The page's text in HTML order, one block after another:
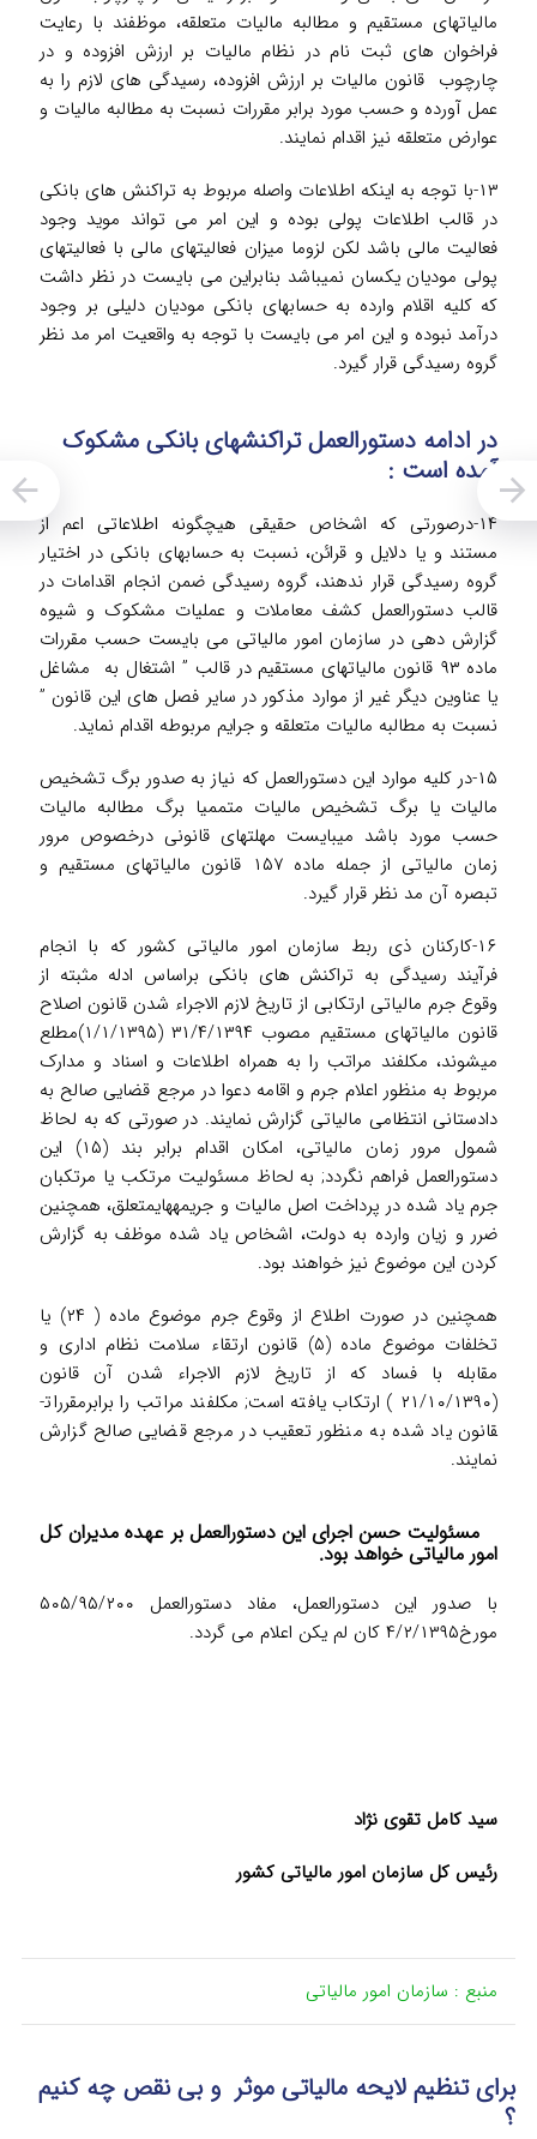
مالیاتهای مستقیم و مطالبه مالیات متعلقه، موظفند با رعایت
فراخوان های ثبت نام در نظام مالیات بر ارزش افزوده و در
چارچوب قانون مالیات بر ارزش افزوده، رسیدگی های لازم را به
عمل آورده و حسب مورد برابر مقررات نسبت به مطالبه مالیات و
عوارض متعلقه نیز اقدام نمایند.
۱۳-با توجه به اینکه اطلاعات واصله مربوط به تراکنش های بانکی
در قالب اطلاعات پولی بوده و این امر می تواند موید وجود
فعالیت مالی باشد لکن لزوما میزان فعالیتهای مالی با فعالیتهای
پولی مودیان یکسان نمی­باشد بنابراین می بایست در نظر داشت
که کلیه اقلام وارده به حسابهای بانکی مودیان دلیلی بر وجود
درآمد نبوده و این امر می بایست با توجه به واقعیت امر مد نظر
گروه رسیدگی قرار گیرد.
در ادامه دستورالعمل تراکنش­های بانکی مشکوک
آمده است :
۱۴-درصورتی که اشخاص حقیقی هیچگونه اطلاعاتی اعم از
مستند و یا دلایل و قرائن، نسبت به حسابهای بانکی در اختیار
گروه رسیدگی قرار ندهند، گروه رسیدگی ضمن انجام اقدامات در
قالب دستورالعمل کشف معاملات و عملیات مشکوک و شیوه
گزارش دهی در سازمان امور مالیاتی می بایست حسب مقررات
ماده ۹۳ قانون مالیاتهای مستقیم در قالب ” اشتغال به مشاغل
یا عناوین دیگر غیر از موارد مذکور در سایر فصل های این قانون ”
نسبت به مطالبه مالیات متعلقه و جرایم مربوطه اقدام نماید.
۱۵-در کلیه موارد این دستورالعمل که نیاز به صدور برگ تشخیص
مالیات یا برگ تشخیص مالیات متمم­یا برگ مطالبه مالیات
حسب مورد باشد می­بایست مهلت­های قانونی درخصوص مرور
زمان مالیاتی از جمله ماده ۱۵۷ قانون مالیاتهای مستقیم و
تبصره آن مد نظر قرار گیرد.
۱۶-کارکنان ذی ربط سازمان امور مالیاتی کشور که با انجام
فرآیند رسیدگی به تراکنش های بانکی براساس ادله مثبته از
وقوع جرم مالیاتی ارتکابی از تاریخ لازم الاجراء شدن قانون اصلاح
قانون مالیاتهای مستقیم مصوب ۳۱/۴/۱۳۹۴ (۱/۱/۱۳۹۵)مطلع
می­شوند، مکلفند مراتب را به همراه اطلاعات و اسناد و مدارک
مربوط به منظور اعلام جرم و اقامه دعوا در مرجع قضایی صالح به
دادستانی انتظامی مالیاتی گزارش نمایند. در صورتی که به لحاظ
شمول مرور زمان مالیاتی، امکان اقدام برابر بند (۱۵) این
دستورالعمل فراهم نگردد; به لحاظ مسئولیت مرتکب یا مرتکبان
جرم یاد شده در پرداخت اصل مالیات و جریمه­های­متعلق، همچنین
ضرر و زیان وارده به دولت، اشخاص یاد شده موظف به گزارش
کردن این موضوع نیز خواهند بود.
همچنین در صورت اطلاع از وقوع جرم موضوع ماده ( ۲۴) یا
تخلفات موضوع ماده (۵) قانون ارتقاء سلامت نظام اداری و
مقابله با فساد که از تاریخ لازم الاجراء شدن آن قانون
(۲۱/۱۰/۱۳۹۰ ) ارتکاب یافته است; مکلفند مراتب را برابرمقررات­
قانون یاد شده به منظور تعقیب در مرجع قضایی صالح گزارش
نمایند.
مسئولیت حسن اجرای این دستورالعمل بر عهده مدیران کل
امور مالیاتی خواهد بود.
با صدور این دستورالعمل، مفاد دستورالعمل ۵۰۵/۹۵/۲۰۰
مورخ۴/۲/۱۳۹۵ کان لم یکن اعلام می گردد.
سید کامل تقوی نژاد
رئیس کل سازمان امور مالیاتی کشور
منبع : سازمان امور مالیاتی
برای تنظیم لایحه مالیاتی موثر و بی نقص چه کنیم
؟